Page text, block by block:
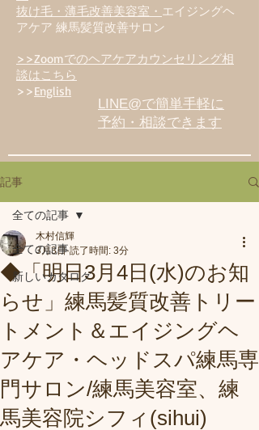
抜け毛・薄毛改善美容室・ エイジングヘ
アケア 練馬髪質改善サロン
>>Zoomでのヘアケアカウンセリング相
談はこちら
>>English
LINE@で簡単手軽に
予約・相談できます
記事
全ての記事
新しいカタログ
全ての記事
◆「明日3月4日(水)のお知
らせ」練馬髪質改善トリー
トメント＆エイジングヘ
アケア・ヘッドスパ練馬専
門サロン/練馬美容室、練
馬美容院シフィ(sihui)
木村信輝
3月3日 読了時間: 3分